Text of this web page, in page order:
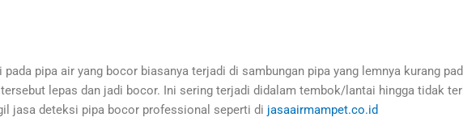
pipa air yang bocor biasanya terjadi di sambungan pipa yang lemnya kurang
lepas dan jadi bocor. Ini sering terjadi didalam tembok/lantai hingga tidak
jasa deteksi pipa bocor professional seperti di jasaairmampet.co.id